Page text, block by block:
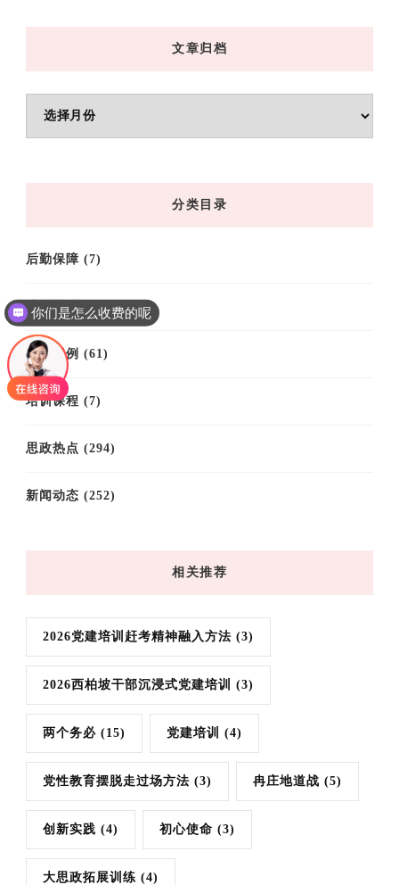
文章归档
分类目录
后勤保障 (7)
培训基地(9)
培训案例 (61)
培训课程 (7)
思政热点 (294)
新闻动态 (252)
相关推荐
2026党建培训赶考精神融入方法 (3)
2026西柏坡干部沉浸式党建培训 (3)
两个务必 (15) 党建培训 (4)
党性教育摆脱走过场方法 (3) 冉庄地道战 (5)
创新实践 (4) 初心使命 (3)
大思政拓展训练 (4)
你们是怎么收费的呢